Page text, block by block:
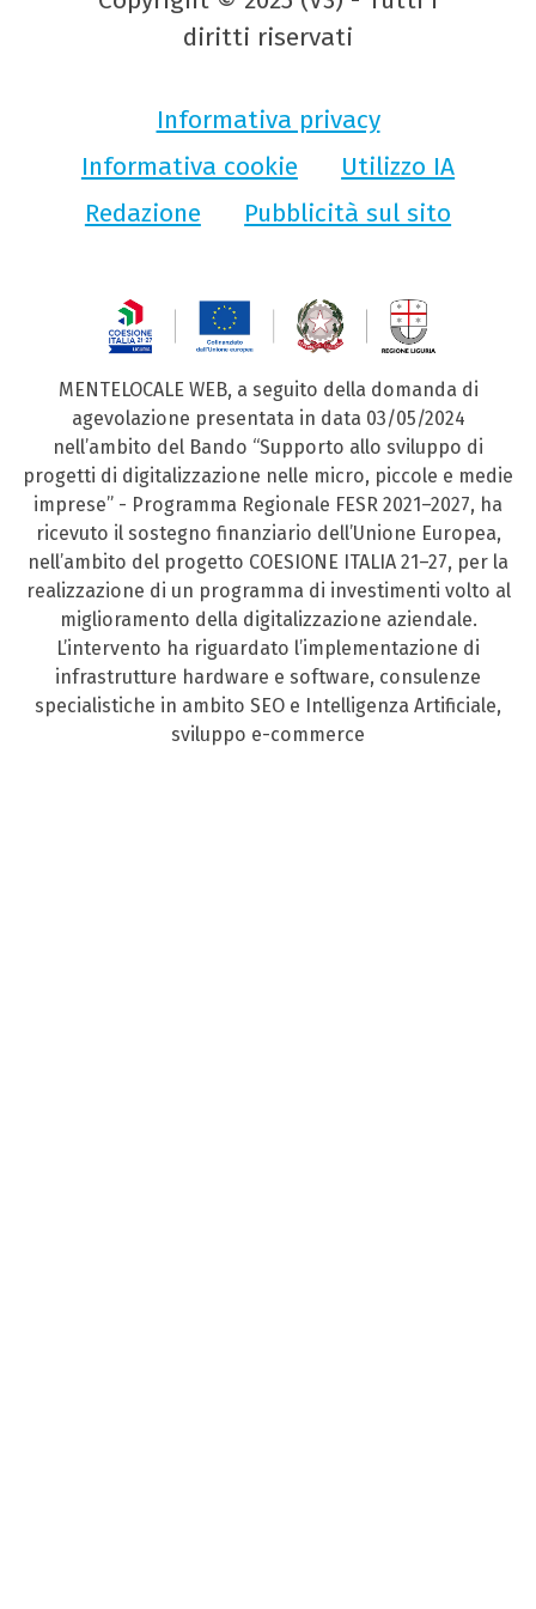
diritti riservati
Informativa privacy
Informativa cookie
Utilizzo IA
Redazione
Pubblicità sul sito
MENTELOCALE WEB, a seguito della domanda di
agevolazione presentata in data 03/05/2024
nell’ambito del Bando “Supporto allo sviluppo di
progetti di digitalizzazione nelle micro, piccole e medie
imprese” - Programma Regionale FESR 2021–2027, ha
ricevuto il sostegno finanziario dell’Unione Europea,
nell’ambito del progetto COESIONE ITALIA 21–27, per la
realizzazione di un programma di investimenti volto al
miglioramento della digitalizzazione aziendale.
L’intervento ha riguardato l’implementazione di
infrastrutture hardware e software, consulenze
specialistiche in ambito SEO e Intelligenza Artificiale,
sviluppo e-commerce